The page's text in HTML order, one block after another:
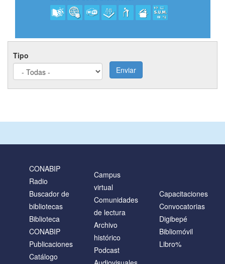
Tipo
Enviar
CONABIP
Radio
Buscador de
bibliotecas
Biblioteca
CONABIP
Publicaciones
Catálogo
Campus
virtual
Comunidades
de lectura
Archivo
histórico
Podcast
Capacitaciones
Convocatorias
Digibepé
Bibliomóvil
Libro%